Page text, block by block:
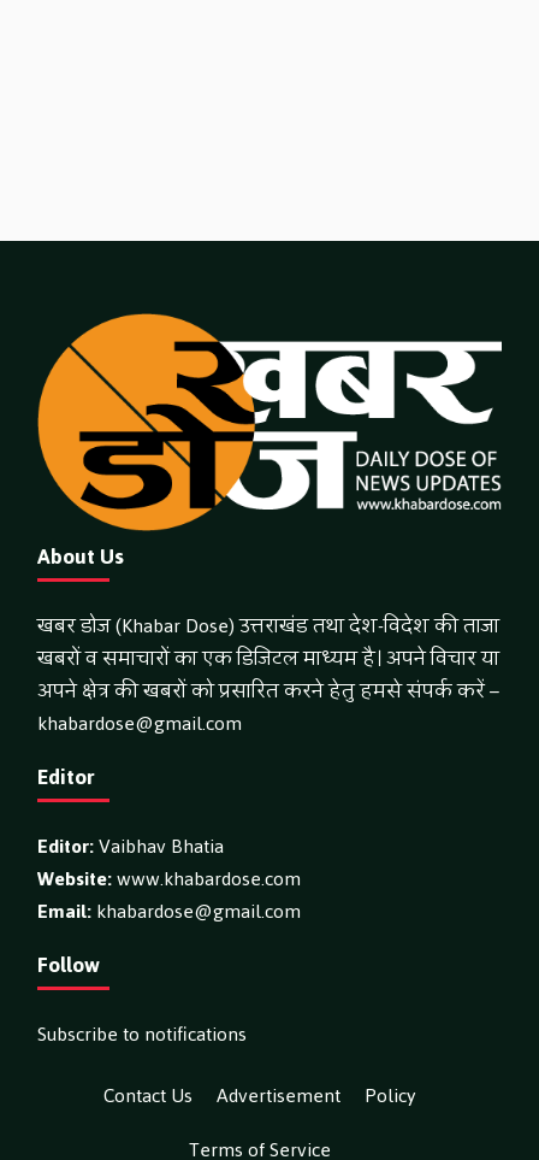
About Us
खबर डोज (Khabar Dose) उत्तराखंड तथा देश-विदेश की ताजा
खबरों व समाचारों का एक डिजिटल माध्यम है। अपने विचार या
अपने क्षेत्र की खबरों को प्रसारित करने हेतु हमसे संपर्क करें –
khabardose@gmail.com
Editor
Editor:Vaibhav Bhatia
Website:www.khabardose.com
Email:khabardose@gmail.com
Follow
Subscribe to notifications
Contact Us
Advertisement
Policy
Terms of Service